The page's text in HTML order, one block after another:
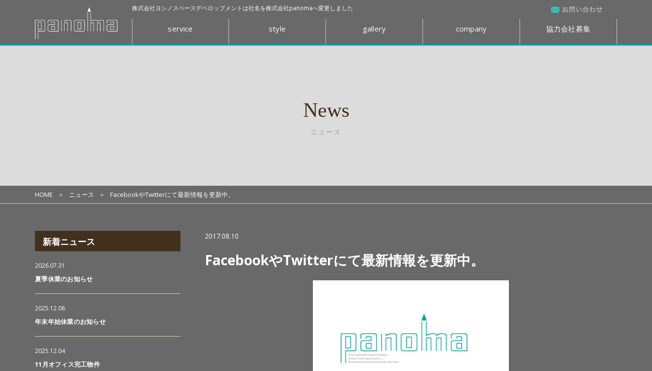
service style gallery company 協力会社募集
株式会社ヨシノスペースデベロップメントは社名を株式会社panomaへ変更しました
News
ニュース
HOME ニュース FacebookやTwitterにて最新情報を更新中。
2017.08.10
FacebookやTwitterにて最新情報を更新中。
新着ニュース
2026.07.31
夏季休業のお知らせ
2025.12.08
年末年始休業のお知らせ
2025.12.04
11月オフィス完工物件